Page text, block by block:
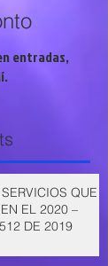
entradas,
QUE
EL 2020 –
DE 2019